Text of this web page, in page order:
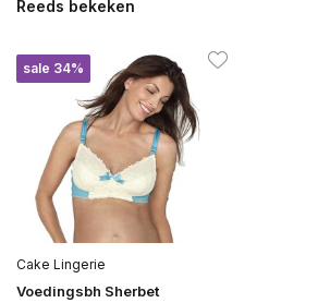
Reeds bekeken
sale 34%
Cake Lingerie
Voedingsbh Sherbet